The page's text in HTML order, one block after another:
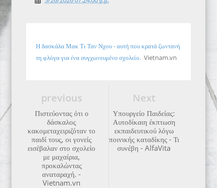
Η δασκάλα Μακ Τι Ταν Νχου - αυτή που κρατά ζωντανή
τη φλόγα για ένα συγχωνευμένο σχολείο. Vietnam.vn
Next
Υπουργείο Παιδείας:
Αυτοδίκαιη έκπτωση
εκπαιδευτικού λόγω
ποινικής καταδίκης - Τι
συνέβη - AlfaVita
previous
Πιστεύοντας ότι ο
δάσκαλος
κακομεταχειριζόταν το
παιδί τους, οι γονείς
εισέβαλαν στο σχολείο
με μαχαίρια,
προκαλώντας
αναταραχή. -
Vietnam.vn